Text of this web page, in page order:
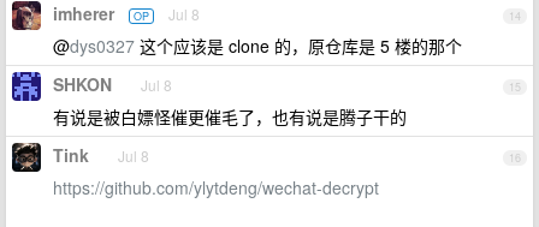
14
imherer OP Jul 8
@dys0327 这个应该是 clone 的，原仓库是 5 楼的那个
15
SHKON Jul 8
有说是被白嫖怪催更催毛了，也有说是腾子干的
16
Tink Jul 8
https://github.com/ylytdeng/wechat-decrypt